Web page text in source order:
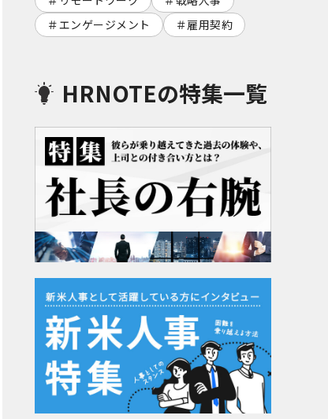
エンゲージメント
雇用契約
HRNOTEの特集一覧